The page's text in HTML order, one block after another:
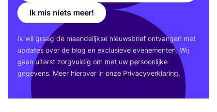
Ik mis niets meer!
Ik wil graag de maan­de­lijk­se nieuws­brief ont­van­gen met
upda­tes over de blog en exclu­sie­ve eve­ne­men­ten. Wij
gaan uiterst zorg­vul­dig om met uw per­soon­lij­ke
gege­vens. Meer hier­over in onze Pri­va­cy­ver­kla­ring.